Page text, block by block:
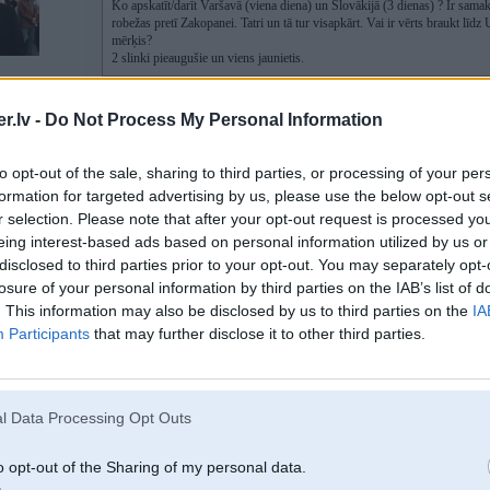
- Do Not Process My Personal Information
opt-out of the sale, sharing to third parties, or processing of your
for targeted advertising by us, please use the below opt-out
selection. Please note that after your opt-out request is processed
interest-based ads based on personal information utilized by us
to third parties prior to your opt-out. You may separately
of your personal information by third parties on the IAB’s list of
This information may also be disclosed by us to third parties on the
Participants that may further disclose it to other third parties.
Data Processing Opt Outs
opt-out of the Sharing of my personal data.
Ko apskatīt/darīt Varšavā (viena diena) un Slovākijā (3 dienas) ? Ir
robežas pretī Zakopanei. Tatri un tā tur visapkārt. Vai ir vērts braukt līdz
mērķis?
2 slinki pieaugušie un viens jaunietis.
Varšavā man palicis atmiņā konumistu lielumānijas Palace of Culture and
diezgan depresīvi wow.
Protams Morskoe oko bomba (tikai, ja salulains), bet noteikti vienu virzienu
nekāds vieglais pasākums, ja būsiet gājuši apkārt ezeram.
Var vēl uzbraukt pašā Tatru virsotnē, bet meh un dārgi, ja nestaigā pa takām.
09. Jul 2026, 10:47
09 Jul 2026, 00:37:53@badmoonrakstīja:
Ko apskatīt/darīt Varšavā (viena diena) un Slovākijā (3 dienas) ? Ir
pie robežas pretī Zakopanei. Tatri un tā tur visapkārt. Vai ir vērts
2 slinki pieaugušie un viens jaunietis.